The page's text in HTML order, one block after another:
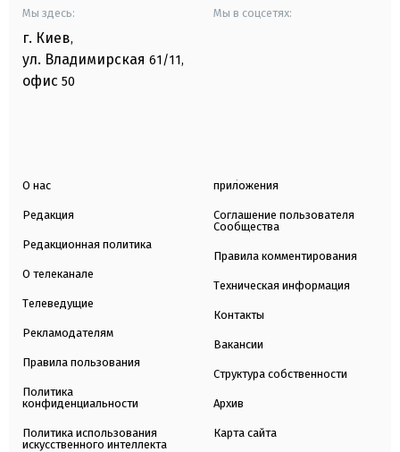
Мы здесь:
г. Киев,
ул. Владимирская 61/11,
офис 50
Мы в соцсетях:
О нас
Редакция
Редакционная политика
О телеканале
Телеведущие
Рекламодателям
Правила пользования
Политика
конфиденциальности
Политика использования
искусственного интеллекта
приложения
Соглашение пользователя
Сообщества
Правила комментирования
Техническая информация
Контакты
Вакансии
Структура собственности
Архив
Карта сайта